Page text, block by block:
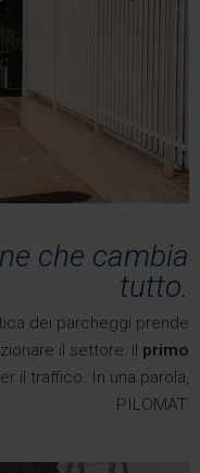
che cambia
tutto.
dei parcheggi prende
il settore: il primo
il traffico. In una parola,
PILOMAT.